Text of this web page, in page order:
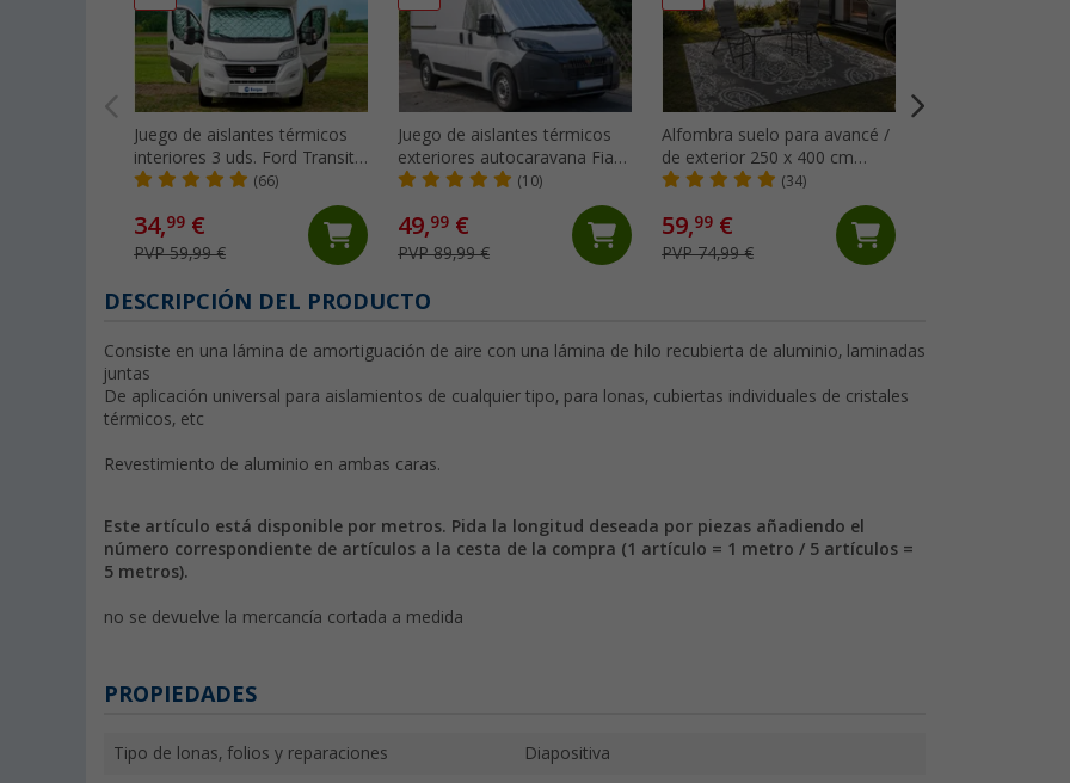
Juego de aislantes térmicos
interiores 3 uds. Ford Transit
(2006 - 2013) Berger
(66)
34,99 €
PVP 59,99 €
Juego de aislantes térmicos
exteriores autocaravana Fiat
Ducato tipo 250 (a partir de
2006) / 290 (a partir de 2014)
Berger
(10)
49,99 €
PVP 89,99 €
Alfombra suelo para avancé /
de exterior 250 x 400 cm
GreyOrnament Berger
(34)
59,99 €
PVP 74,99 €
DESCRIPCIÓN DEL PRODUCTO
Consiste en una lámina de amortiguación de aire con una lámina de hilo recubierta de aluminio, laminadas
juntas
De aplicación universal para aislamientos de cualquier tipo, para lonas, cubiertas individuales de cristales
térmicos, etc
Revestimiento de aluminio en ambas caras.
Este artículo está disponible por metros. Pida la longitud deseada por piezas añadiendo el
número correspondiente de artículos a la cesta de la compra (1 artículo = 1 metro / 5 artículos =
5 metros).
no se devuelve la mercancía cortada a medida
PROPIEDADES
Tipo de lonas, folios y reparaciones Diapositiva